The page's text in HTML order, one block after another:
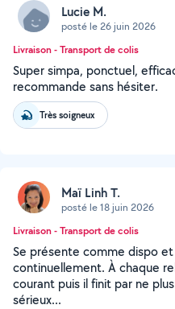
Lucie M.
posté le 26 juin 2026
Livraison - Transport de colis
Super simpa, ponctuel,
recommande sans hésiter.
Très soigneux
Maï Linh T.
posté le 18 juin 2026
Livraison - Transport de colis
Se présente comme dispo
continuellement. À chaque
courant puis il finit par ne
sérieux...